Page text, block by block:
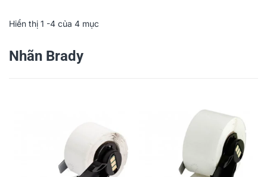
Hiển thị 1 -4 của 4 mục
Nhãn Brady